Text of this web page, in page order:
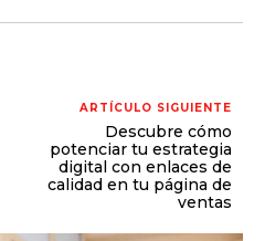
ARTÍCULO SIGUIENTE
Descubre cómo
potenciar tu estrategia
digital con enlaces de
calidad en tu página de
ventas